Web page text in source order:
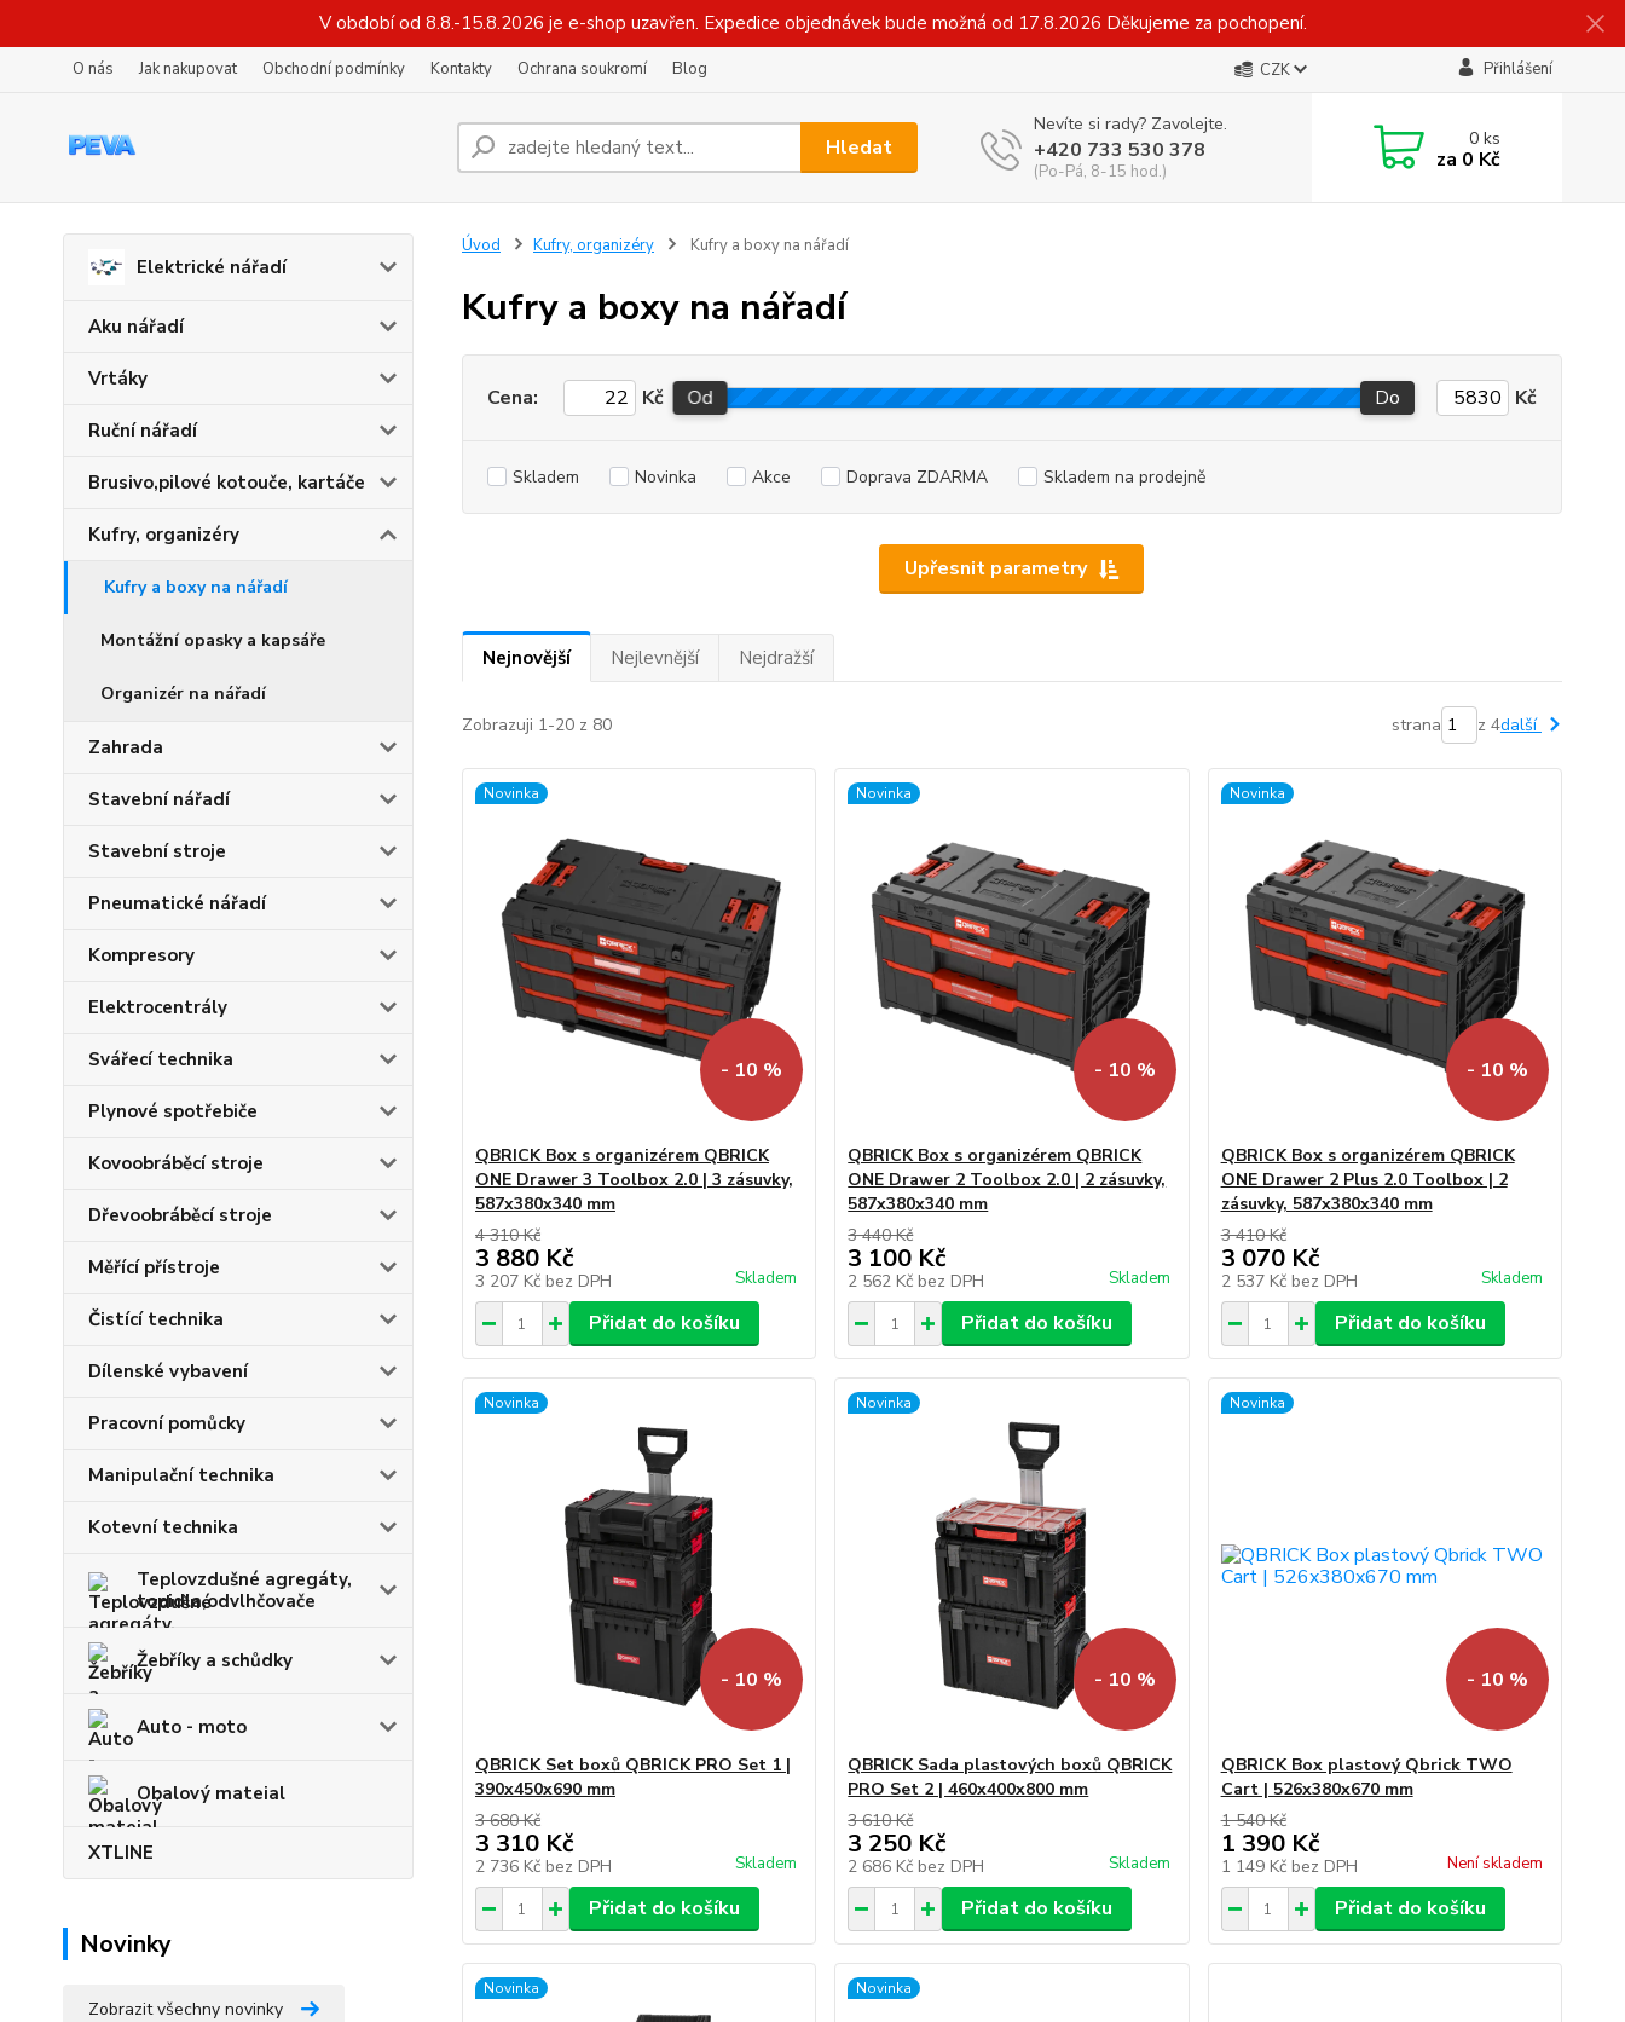
V období od 8.8.-15.8.2026 je e-shop uzavřen. Expedice objednávek bude možná od 17.8.2026 Děkujeme za pochopení.
O nás Jak nakupovat Obchodní podmínky Kontakty Ochrana soukromí Blog CZK Přihlášení
Hledat
Nevíte si rady? Zavolejte.
+420 733 530 378
(Po-Pá, 8-15 hod.)
0ks
za 0 Kč
Elektrické nářadí
Aku nářadí
Vrtáky
Ruční nářadí
Brusivo,pilové kotouče, kartáče
Kufry, organizéry
Kufry a boxy na nářadí
Montážní opasky a kapsáře
Organizér na nářadí
Zahrada
Stavební nářadí
Stavební stroje
Pneumatické nářadí
Kompresory
Elektrocentrály
Svářecí technika
Plynové spotřebiče
Kovoobráběcí stroje
Dřevoobráběcí stroje
Měřící přístroje
Čistící technika
Dílenské vybavení
Pracovní pomůcky
Manipulační technika
Kotevní technika
Teplovzdušné agregáty,
topidla,odvlhčovače
Žebříky a schůdky
Auto - moto
Obalový mateial
XTLINE
Novinky
Zobrazit všechny novinky
Úvod Kufry, organizéry Kufry a boxy na nářadí
Kufry a boxy na nářadí
Upřesnit parametry
Cena: Kč Od Do Kč
Skladem Novinka Akce Doprava ZDARMA Skladem na prodejně
Nejnovější Nejlevnější Nejdražší
Zobrazuji 1-20 z 80 strana z 4další
Novinka
- 10 %
QBRICK Box s organizérem QBRICK
ONE Drawer 3 Toolbox 2.0 | 3 zásuvky,
587x380x340 mm
4 310 Kč
3 880 Kč
3 207 Kč bez DPH Skladem
Přidat do košíku
Novinka
- 10 %
QBRICK Box s organizérem QBRICK
ONE Drawer 2 Toolbox 2.0 | 2 zásuvky,
587x380x340 mm
3 440 Kč
3 100 Kč
2 562 Kč bez DPH Skladem
Přidat do košíku
Novinka
- 10 %
QBRICK Box s organizérem QBRICK
ONE Drawer 2 Plus 2.0 Toolbox | 2
zásuvky, 587x380x340 mm
3 410 Kč
3 070 Kč
2 537 Kč bez DPH Skladem
Přidat do košíku
Novinka
- 10 %
QBRICK Set boxů QBRICK PRO Set 1 |
390x450x690 mm
3 680 Kč
3 310 Kč
2 736 Kč bez DPH Skladem
Přidat do košíku
Novinka
- 10 %
QBRICK Sada plastových boxů QBRICK
PRO Set 2 | 460x400x800 mm
3 610 Kč
3 250 Kč
2 686 Kč bez DPH Skladem
Přidat do košíku
Novinka
- 10 %
QBRICK Box plastový Qbrick TWO
Cart | 526x380x670 mm
1 540 Kč
1 390 Kč
1 149 Kč bez DPH Není skladem
Přidat do košíku
Novinka Novinka